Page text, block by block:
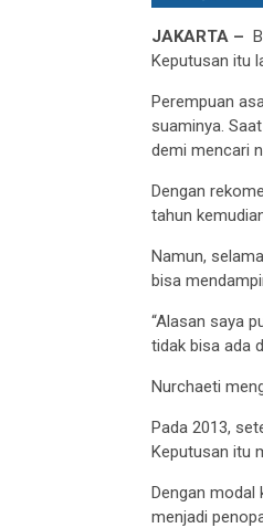
JAKARTA –
Keputusan itu
Perempuan
suaminya.
demi mencari
Dengan
tahun
Namun,
bisa
“Alasan saya
tidak bisa ada
Nurchaeti
Pada 2013,
Keputusan itu
Dengan modal
menjadi